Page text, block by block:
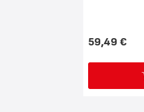
Prix
59,49 €